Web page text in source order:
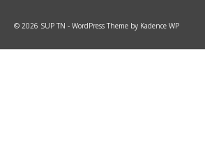
© 2026 SUP TN - WordPress Theme by Kadence WP